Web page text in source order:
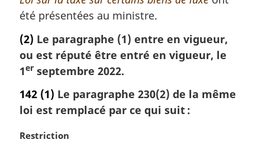
été présentées au ministre.
(2) Le paragraphe (1) entre en vigueur,
ou est réputé être entré en vigueur, le
1er septembre 2022.
142 (1) Le paragraphe 230(2) de la même
loi est remplacé par ce qui suit :
N
Restriction